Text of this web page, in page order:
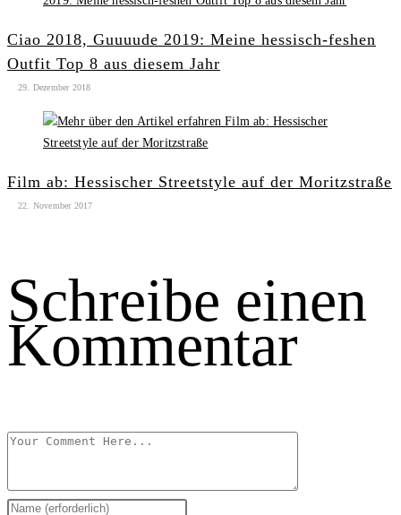
Ciao 2018, Guuuude 2019: Meine hessisch-feshen
Outfit Top 8 aus diesem Jahr
29. Dezember 2018
Film ab: Hessischer Streetstyle auf der Moritzstraße
22. November 2017
Schreibe einen
Kommentar